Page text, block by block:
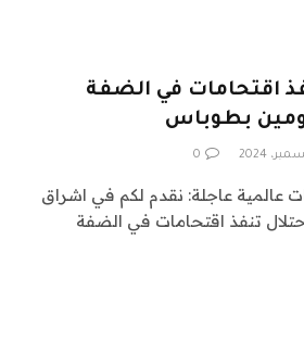
اقتحامات في الضفة
بطوباس
0
24 متابعات عالمية عاجلة: نقدم لكم في اشراق
الاحتلال تنفذ اقتحامات في الضفة